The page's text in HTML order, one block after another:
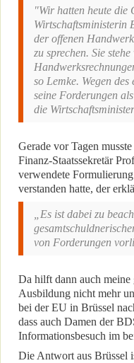
"Wir hatten heute die
Wirtschaftsministerin
der offenen
zu sprechen. Sie
so Lemke. Wegen des
seine Forderungen
die
Gerade vor Tagen
Finanz-Staatssekretär
verwendete
verstanden hatte, der
„Es ist dabei zu
von Forderungen
Da hilft dann auch
Ausbildung nicht mehr
bei der EU in Brüssel
dass auch Damen der
Informationsbesuch im
Die Antwort aus Brüssel